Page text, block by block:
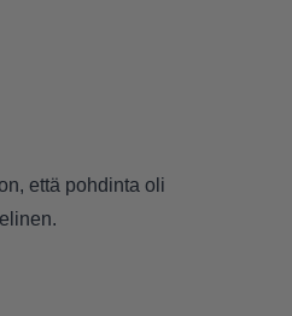
että pohdinta oli